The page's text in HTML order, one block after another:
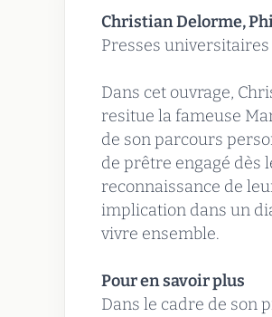
Christian Delorme,
Presses universitaires
Dans cet ouvrage,
resitue la fameuse
de son parcours
de prêtre engagé dès
reconnaissance de
implication dans un
vivre ensemble.
Pour en savoir plus
Dans le cadre de son